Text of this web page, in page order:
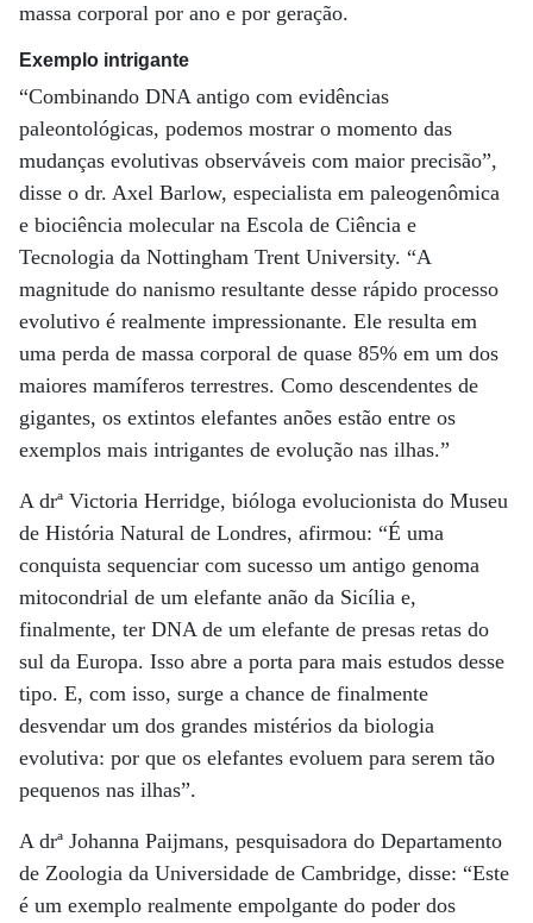
massa corporal por ano e por geração.
Exemplo intrigante
“Combinando DNA antigo com evidências
paleontológicas, podemos mostrar o momento das
mudanças evolutivas observáveis ​​com maior precisão”,
disse o dr. Axel Barlow, especialista em paleogenômica
e biociência molecular na Escola de Ciência e
Tecnologia da Nottingham Trent University. “A
magnitude do nanismo resultante desse rápido processo
evolutivo é realmente impressionante. Ele resulta em
uma perda de massa corporal de quase 85% em um dos
maiores mamíferos terrestres. Como descendentes de
gigantes, os extintos elefantes anões estão entre os
exemplos mais intrigantes de evolução nas ilhas.”
A drª Victoria Herridge, bióloga evolucionista do Museu
de História Natural de Londres, afirmou: “É uma
conquista sequenciar com sucesso um antigo genoma
mitocondrial de um elefante anão da Sicília e,
finalmente, ter DNA de um elefante de presas retas do
sul da Europa. Isso abre a porta para mais estudos desse
tipo. E, com isso, surge a chance de finalmente
desvendar um dos grandes mistérios da biologia
evolutiva: por que os elefantes evoluem para serem tão
pequenos nas ilhas”.
A drª Johanna Paijmans, pesquisadora do Departamento
de Zoologia da Universidade de Cambridge, disse: “Este
é um exemplo realmente empolgante do poder dos